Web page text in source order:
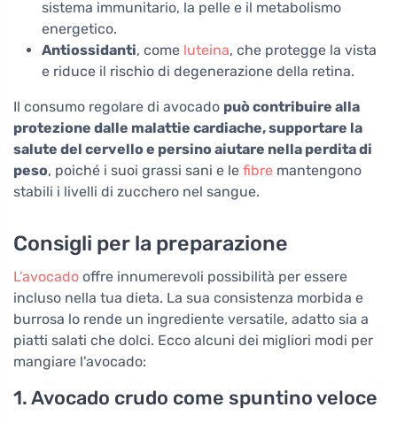
sistema immunitario, la pelle e il metabolismo
energetico.
Antiossidanti, come luteina, che protegge la vista
e riduce il rischio di degenerazione della retina.
Il consumo regolare di avocado può contribuire alla
protezione dalle malattie cardiache, supportare la
salute del cervello e persino aiutare nella perdita di
peso, poiché i suoi grassi sani e le fibre mantengono
stabili i livelli di zucchero nel sangue.
Consigli per la preparazione
L'avocado offre innumerevoli possibilità per essere
incluso nella tua dieta. La sua consistenza morbida e
burrosa lo rende un ingrediente versatile, adatto sia a
piatti salati che dolci. Ecco alcuni dei migliori modi per
mangiare l'avocado:
1. Avocado crudo come spuntino veloce